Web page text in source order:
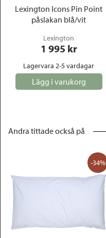
Lexington Icons Pin Point
påslakan blå/vit
Lexington
1 995 kr
Lagervara 2-5 vardagar
Lägg i varukorg
Andra tittade också på
-34%